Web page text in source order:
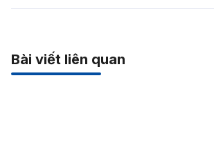
Bài viết liên quan